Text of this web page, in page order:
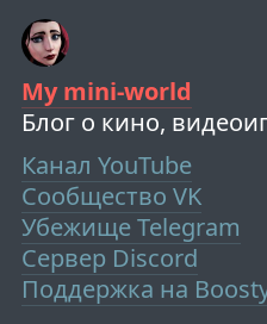
My mini-world
Блог о кино,
Канал YouTube
Сообщество VK
Убежище Telegram
Сервер Discord
Поддержка на